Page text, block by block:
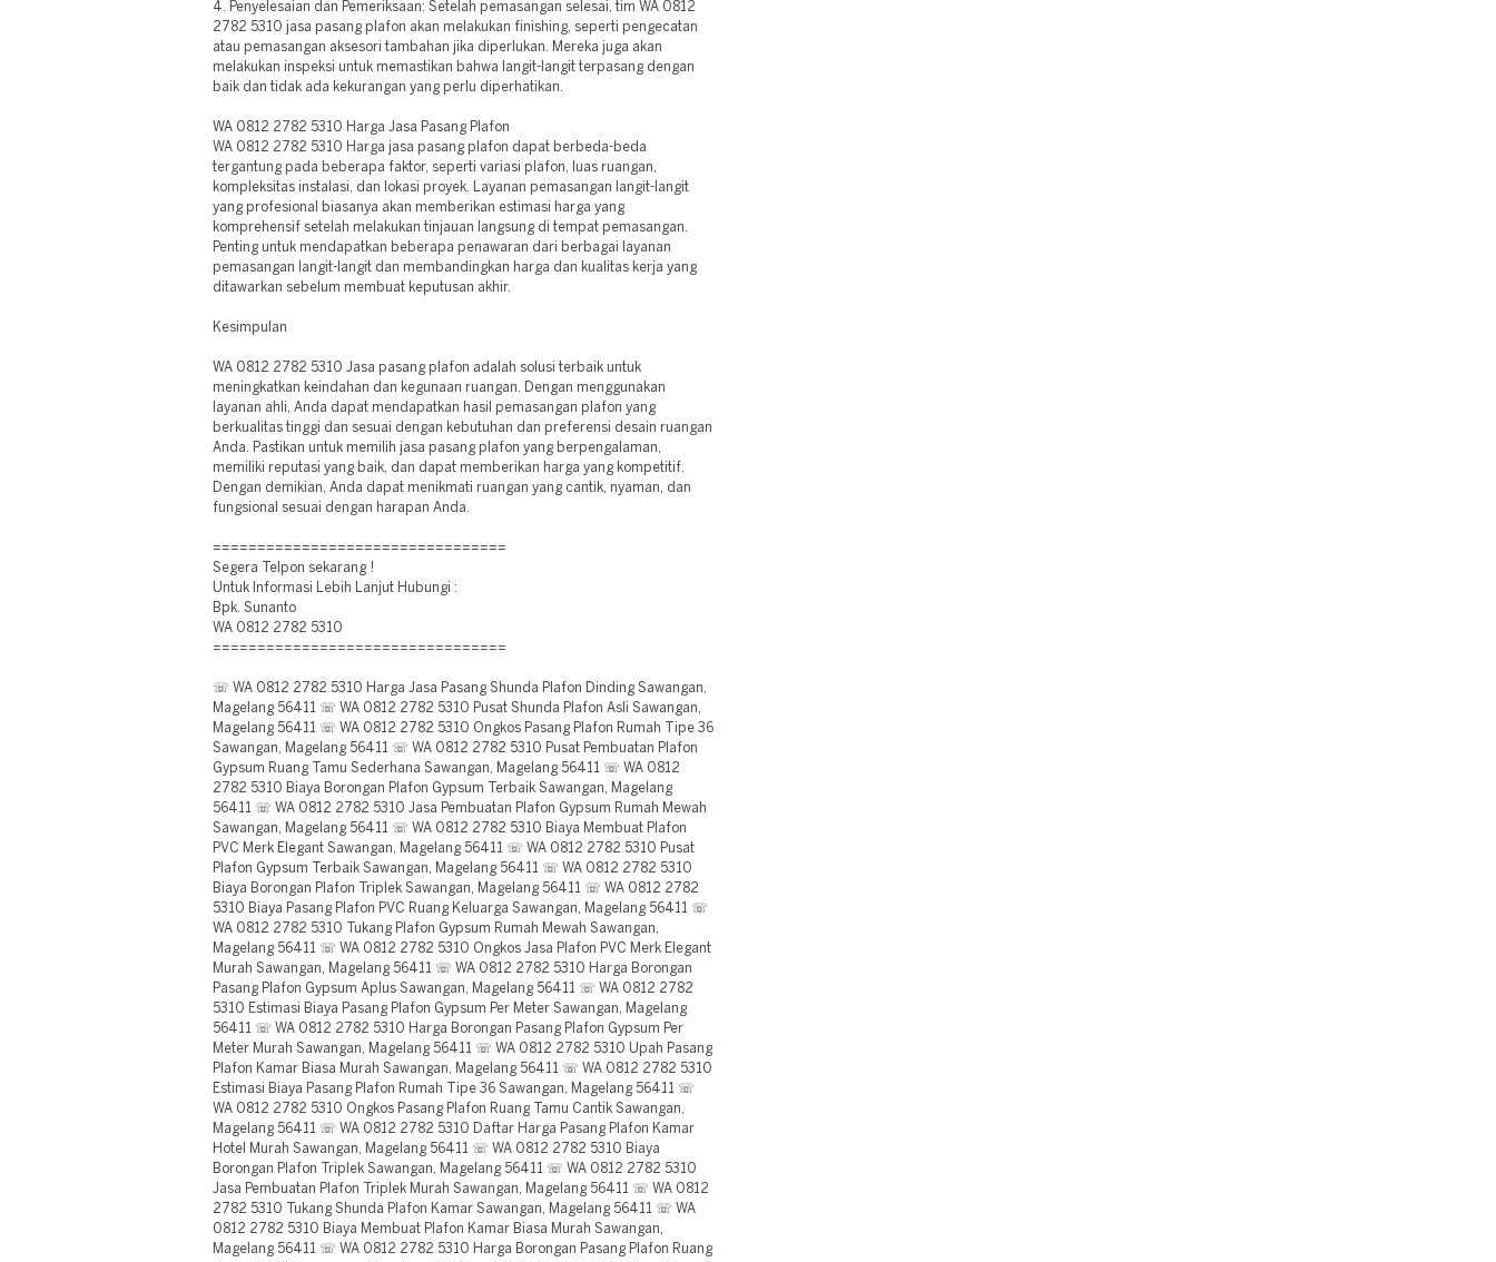
4. Penyelesaian dan Pemeriksaan: Setelah pemasangan selesai, tim WA 0812
2782 5310 jasa pasang plafon akan melakukan finishing, seperti pengecatan
atau pemasangan aksesori tambahan jika diperlukan. Mereka juga akan
melakukan inspeksi untuk memastikan bahwa langit-langit terpasang dengan
baik dan tidak ada kekurangan yang perlu diperhatikan.
WA 0812 2782 5310 Harga Jasa Pasang Plafon
WA 0812 2782 5310 Harga jasa pasang plafon dapat berbeda-beda
tergantung pada beberapa faktor, seperti variasi plafon, luas ruangan,
kompleksitas instalasi, dan lokasi proyek. Layanan pemasangan langit-langit
yang profesional biasanya akan memberikan estimasi harga yang
komprehensif setelah melakukan tinjauan langsung di tempat pemasangan.
Penting untuk mendapatkan beberapa penawaran dari berbagai layanan
pemasangan langit-langit dan membandingkan harga dan kualitas kerja yang
ditawarkan sebelum membuat keputusan akhir.
Kesimpulan
WA 0812 2782 5310 Jasa pasang plafon adalah solusi terbaik untuk
meningkatkan keindahan dan kegunaan ruangan. Dengan menggunakan
layanan ahli, Anda dapat mendapatkan hasil pemasangan plafon yang
berkualitas tinggi dan sesuai dengan kebutuhan dan preferensi desain ruangan
Anda. Pastikan untuk memilih jasa pasang plafon yang berpengalaman,
memiliki reputasi yang baik, dan dapat memberikan harga yang kompetitif.
Dengan demikian, Anda dapat menikmati ruangan yang cantik, nyaman, dan
fungsional sesuai dengan harapan Anda.
=================================
Segera Telpon sekarang !
Untuk Informasi Lebih Lanjut Hubungi :
Bpk. Sunanto
WA 0812 2782 5310
=================================
☏ WA 0812 2782 5310 Harga Jasa Pasang Shunda Plafon Dinding Sawangan,
Magelang 56411 ☏ WA 0812 2782 5310 Pusat Shunda Plafon Asli Sawangan,
Magelang 56411 ☏ WA 0812 2782 5310 Ongkos Pasang Plafon Rumah Tipe 36
Sawangan, Magelang 56411 ☏ WA 0812 2782 5310 Pusat Pembuatan Plafon
Gypsum Ruang Tamu Sederhana Sawangan, Magelang 56411 ☏ WA 0812
2782 5310 Biaya Borongan Plafon Gypsum Terbaik Sawangan, Magelang
56411 ☏ WA 0812 2782 5310 Jasa Pembuatan Plafon Gypsum Rumah Mewah
Sawangan, Magelang 56411 ☏ WA 0812 2782 5310 Biaya Membuat Plafon
PVC Merk Elegant Sawangan, Magelang 56411 ☏ WA 0812 2782 5310 Pusat
Plafon Gypsum Terbaik Sawangan, Magelang 56411 ☏ WA 0812 2782 5310
Biaya Borongan Plafon Triplek Sawangan, Magelang 56411 ☏ WA 0812 2782
5310 Biaya Pasang Plafon PVC Ruang Keluarga Sawangan, Magelang 56411 ☏
WA 0812 2782 5310 Tukang Plafon Gypsum Rumah Mewah Sawangan,
Magelang 56411 ☏ WA 0812 2782 5310 Ongkos Jasa Plafon PVC Merk Elegant
Murah Sawangan, Magelang 56411 ☏ WA 0812 2782 5310 Harga Borongan
Pasang Plafon Gypsum Aplus Sawangan, Magelang 56411 ☏ WA 0812 2782
5310 Estimasi Biaya Pasang Plafon Gypsum Per Meter Sawangan, Magelang
56411 ☏ WA 0812 2782 5310 Harga Borongan Pasang Plafon Gypsum Per
Meter Murah Sawangan, Magelang 56411 ☏ WA 0812 2782 5310 Upah Pasang
Plafon Kamar Biasa Murah Sawangan, Magelang 56411 ☏ WA 0812 2782 5310
Estimasi Biaya Pasang Plafon Rumah Tipe 36 Sawangan, Magelang 56411 ☏
WA 0812 2782 5310 Ongkos Pasang Plafon Ruang Tamu Cantik Sawangan,
Magelang 56411 ☏ WA 0812 2782 5310 Daftar Harga Pasang Plafon Kamar
Hotel Murah Sawangan, Magelang 56411 ☏ WA 0812 2782 5310 Biaya
Borongan Plafon Triplek Sawangan, Magelang 56411 ☏ WA 0812 2782 5310
Jasa Pembuatan Plafon Triplek Murah Sawangan, Magelang 56411 ☏ WA 0812
2782 5310 Tukang Shunda Plafon Kamar Sawangan, Magelang 56411 ☏ WA
0812 2782 5310 Biaya Membuat Plafon Kamar Biasa Murah Sawangan,
Magelang 56411 ☏ WA 0812 2782 5310 Harga Borongan Pasang Plafon Ruang